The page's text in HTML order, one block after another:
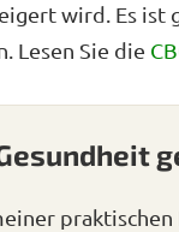
wird. Es ist
Lesen Sie die